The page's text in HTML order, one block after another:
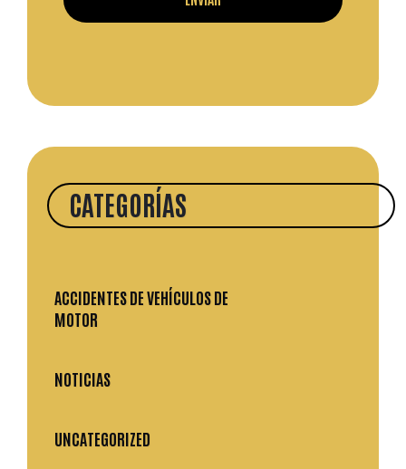
CATEGORÍAS
ACCIDENTES DE VEHÍCULOS DE
MOTOR
NOTICIAS
UNCATEGORIZED